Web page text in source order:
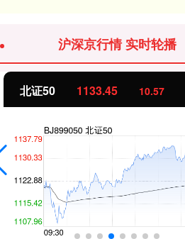
沪深京行情 实时轮播
北证50 1133.45 10.57